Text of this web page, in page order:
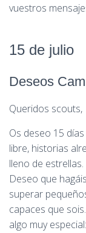
vuestros
15 de julio
Deseos
Queridos scouts,
Os deseo 15
libre, historias
lleno de estrellas.
Deseo que
superar
capaces que
algo muy